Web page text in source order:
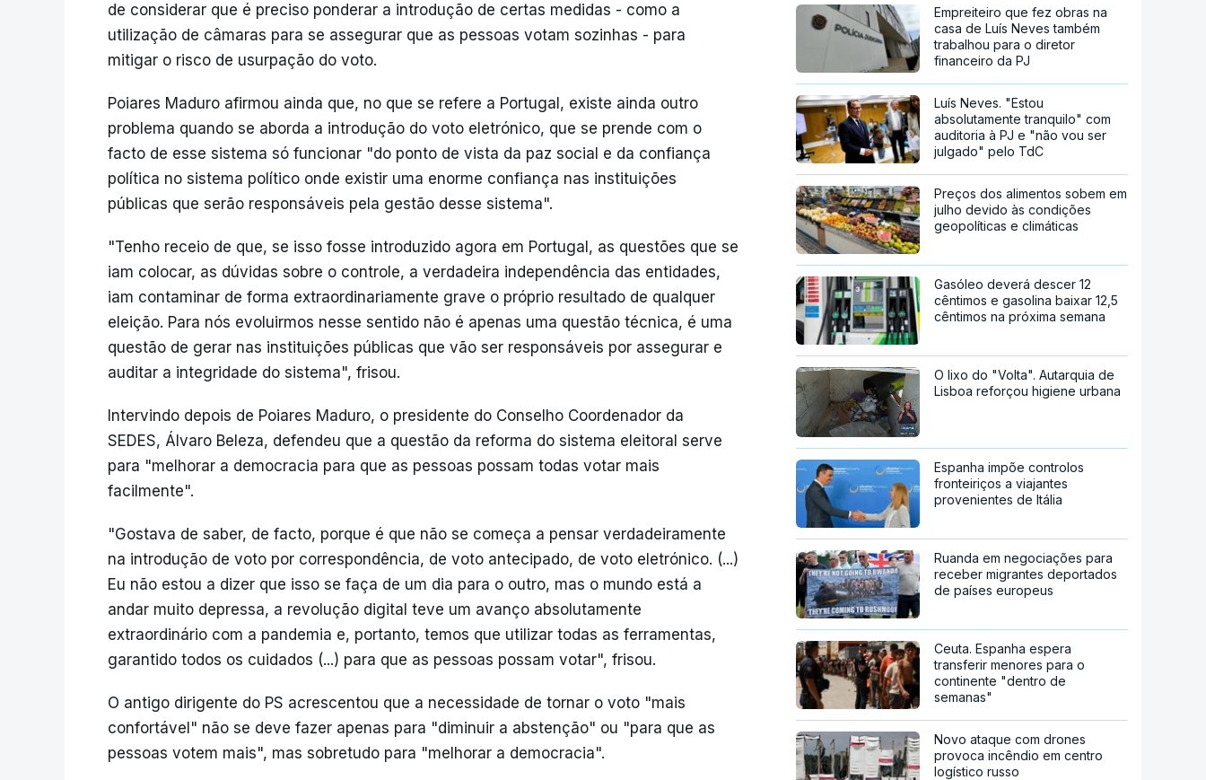
de considerar que é preciso ponderar a introdução de certas medidas - como a
utilização de câmaras para se assegurar que as pessoas votam sozinhas - para
mitigar o risco de usurpação do voto.
Poiares Maduro afirmou ainda que, no que se refere a Portugal, existe ainda outro
problema quando se aborda a introdução do voto eletrónico, que se prende com o
facto de esse sistema só funcionar "do ponto de vista da paz social e da confiança
política no sistema político onde existir uma enorme confiança nas instituições
públicas que serão responsáveis pela gestão desse sistema".
"Tenho receio de que, se isso fosse introduzido agora em Portugal, as questões que se
iam colocar, as dúvidas sobre o controle, a verdadeira independência das entidades,
iam contaminar de forma extraordinariamente grave o próprio resultado de qualquer
eleição. Para nós evoluirmos nesse sentido não é apenas uma questão técnica, é uma
questão de gerar nas instituições públicas que vão ser responsáveis por assegurar e
auditar a integridade do sistema", frisou.
Intervindo depois de Poiares Maduro, o presidente do Conselho Coordenador da
SEDES, Álvaro Beleza, defendeu que a questão da reforma do sistema eleitoral serve
para "melhorar a democracia para que as pessoas possam todas votar mais
facilmente".
"Gostava de saber, de facto, porque é que não se começa a pensar verdadeiramente
na introdução de voto por correspondência, de voto antecipado, de voto eletrónico. (...)
Eu não estou a dizer que isso se faça de um dia para o outro, mas o mundo está a
andar muito depressa, a revolução digital teve um avanço absolutamente
extraordinário com a pandemia e, portanto, temos que utilizar todas as ferramentas,
garantido todos os cuidados (...) para que as pessoas possam votar", frisou.
O antigo dirigente do PS acrescentou que a necessidade de tornar o voto "mais
confortável" não se deve fazer apenas para "diminuir a abstenção" ou "para que as
pessoas votem mais", mas sobretudo para "melhorar a democracia".
Empreiteiro que fez obras na
casa de Luís Neves também
trabalhou para o diretor
financeiro da PJ
Luís Neves. "Estou
absolutamente tranquilo" com
auditoria à PJ e "não vou ser
julgado" pelo TdC
Preços dos alimentos sobem em
julho devido às condições
geopolíticas e climáticas
Gasóleo deverá descer 12
cêntimos e gasolina baixar 12,5
cêntimos na próxima semana
O lixo do "Volta". Autarquia de
Lisboa reforçou higiene urbana
Espanha impõe controlos
fronteiriços a viajantes
provenientes de Itália
Ruanda em negociações para
receber migrantes deportados
de países europeus
Ceuta. Espanha espera
transferir menores para o
continente "dentro de
semanas"
Novo ataque com drones
provoca incêndio em centro
logístico russo